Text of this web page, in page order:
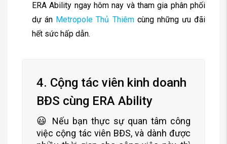
ERA Ability ngay hôm nay và tham gia phân phối
dự án Metropole Thủ Thiêmcùng những ưu đãi
hết sức hấp dẫn.
4. Cộng tác viên kinh doanh
BĐS cùng ERA Ability
😃 Nếu bạn thực sự quan tâm công
việc cộng tác viên BĐS, và dành được